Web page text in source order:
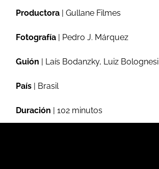
Productora | Gullane Filmes
Fotografía | Pedro J. Márquez
Guión | Laís Bodanzky, Luiz Bolognesi
País | Brasil
Duración | 102 minutos